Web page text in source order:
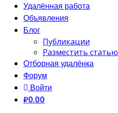
Удалённая работа
Объявления
Блог
Публикации
Разместить статью
Отборная удалёнка
Форум
Войти
₽0.00